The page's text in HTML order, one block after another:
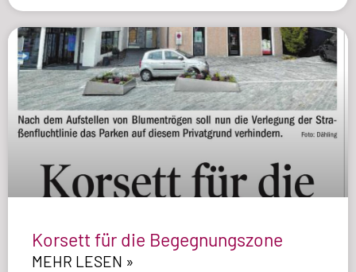
Korsett für die Begegnungszone
MEHR LESEN »